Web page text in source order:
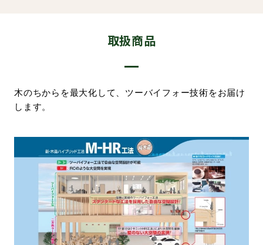
取扱商品
木のちからを最大化して、ツーバイフォー技術をお届け
します。